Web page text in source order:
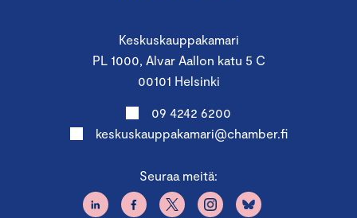
Keskuskauppakamari
PL 1000, Alvar Aallon katu 5 C
00101 Helsinki
09 4242 6200
keskuskauppakamari@chamber.fi
Seuraa meitä: